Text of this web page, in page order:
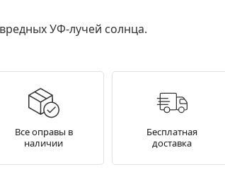
УФ-лучей солнца.
Все оправы в
наличии
Бесплатная
доставка